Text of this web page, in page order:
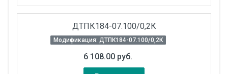
ДТПК184-07.100/0,2К
Модификация: ДТПК184-07.100/0,2К
6 108.00 руб.